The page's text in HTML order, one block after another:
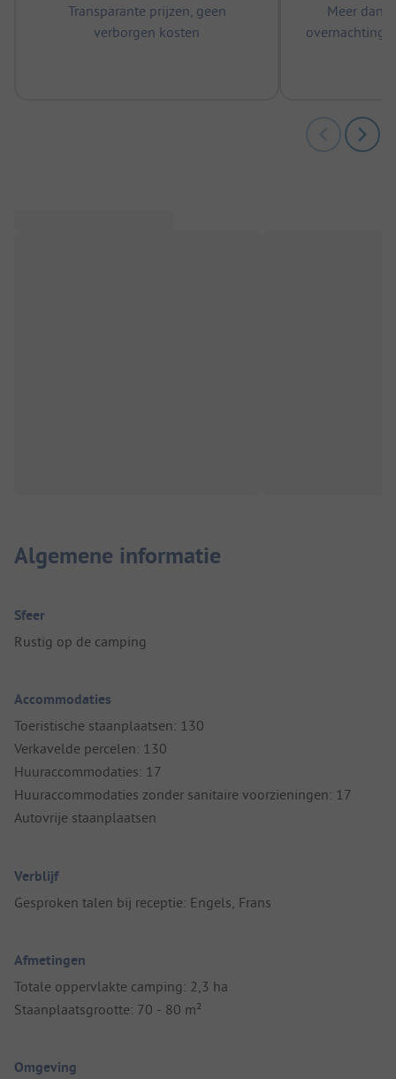
Transparante prijzen, geen
verborgen kosten
Meer dan
Algemene informatie
Sfeer
Rustig op de camping
Accommodaties
Toeristische staanplaatsen: 130
Verkavelde percelen: 130
Huuraccommodaties: 17
Huuraccommodaties zonder sanitaire voorzieningen: 17
Autovrije staanplaatsen
Verblijf
Gesproken talen bij receptie: Engels, Frans
Afmetingen
Totale oppervlakte camping: 2,3 ha
Staanplaatsgrootte: 70 - 80 m²
Omgeving